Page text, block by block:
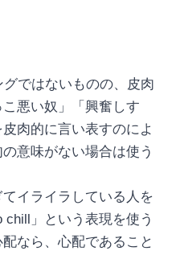
ではないものの、皮肉
悪い奴」「興奮しす
肉的に言い表すのによ
意味がない場合は使う
イライラしている人を
」という表現を使う
なら、心配であること